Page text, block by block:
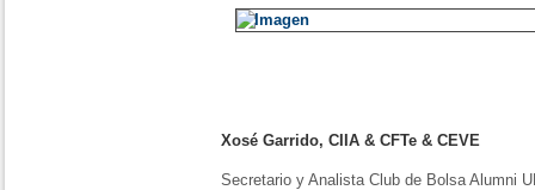
Xosé Garrido, CIIA & CFTe & CEVE
Secretario y Analista Club de Bolsa Alumni